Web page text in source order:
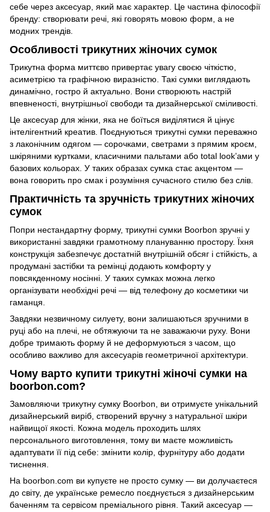
себе через аксесуар, який має характер. Це частина філософії
бренду: створювати речі, які говорять мовою форм, а не
модних трендів.
Особливості трикутних жіночих сумок
Трикутна форма миттєво привертає увагу своєю чіткістю,
асиметрією та графічною виразністю. Такі сумки виглядають
динамічно, гостро й актуально. Вони створюють настрій
впевненості, внутрішньої свободи та дизайнерської сміливості.
Це аксесуар для жінки, яка не боїться виділятися й цінує
інтелігентний креатив. Поєднуються трикутні сумки переважно
з лаконічним одягом — сорочками, светрами з прямим кроєм,
шкіряними куртками, класичними пальтами або total look’ами у
базових кольорах. У таких образах сумка стає акцентом —
вона говорить про смак і розуміння сучасного стилю без слів.
Практичність та зручність трикутних жіночих
сумок
Попри нестандартну форму, трикутні сумки Boorbon зручні у
використанні завдяки грамотному плануванню простору. Їхня
конструкція забезпечує достатній внутрішній обсяг і стійкість, а
продумані застібки та ремінці додають комфорту у
повсякденному носінні. У таких сумках можна легко
організувати необхідні речі — від телефону до косметики чи
гаманця.
Завдяки незвичному силуету, вони залишаються зручними в
руці або на плечі, не обтяжуючи та не заважаючи руху. Вони
добре тримають форму й не деформуються з часом, що
особливо важливо для аксесуарів геометричної архітектури.
Чому варто купити трикутні жіночі сумки на
boorbon.com?
Замовляючи трикутну сумку Boorbon, ви отримуєте унікальний
дизайнерський виріб, створений вручну з натуральної шкіри
найвищої якості. Кожна модель проходить шлях
персонального виготовлення, тому ви маєте можливість
адаптувати її під себе: змінити колір, фурнітуру або додати
тиснення.
На boorbon.com ви купуєте не просто сумку — ви долучаєтеся
до світу, де українське ремесло поєднується з дизайнерським
баченням та сервісом преміального рівня. Такий аксесуар —